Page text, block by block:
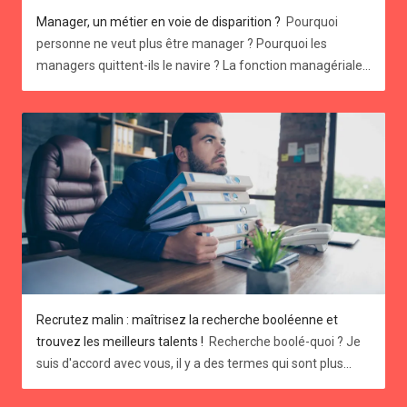
Manager, un métier en voie de disparition ? Pourquoi personne ne veut plus être manager ? Pourquoi les managers quittent-ils le navire ? La fonction managériale traverse actuellement une crise existentielle. En effet, un cadre sur cinq ne souhaite plus exercer de fonction d'encadrement, et ce chiffre monte à 70% chez les salariés qui ne veulent jamais devenir manager. Ces tendances sont encore plus prononcées chez la nouvelle génération, la fameuse Gen Z. Vous pourriez penser que vos offres d'emploi, parsemées de mots tels que "leadership", "coordination", "encadrement", ou de phrases comme "vous recruterez votre propre équipe", attirent davantage de talents. Mais en réalité, ce n'est pas si sûr. 👍 Pour ma génération, arrivée sur le marché du travail au début des années 2000, le management était perçu comme un objectif, un Graal, un accomplissement. Cependant, les vocations managériales se font de plus en plus rares. Pourquoi une telle indifférence, une telle désaffection pour le management d’équipe ? Comment l’imaginaire représentatif des jeunes cadres a-t-il pu en arriver là ? Et surtout, comment (re)donner envie pour les rôles d’encadrement en entreprise ? Quatre raisons pour lesquelles devenir manager ne fait plus autant rêver qu’avant 1. Une surcharge de travail et le poids des responsabilités Le rôle de manager est de plus en plus perçu comme stressant, principalement en raison de l'accélération du changement dans le contexte économique. Nous évoluons désormais dans un environnement VICA (Volatile, Incertain, Complexe et Ambigu), ce qui peut susciter des inquiétudes légitimes. → Concrètement, la pertinence des décisions stratégiques prises par un manager aujourd'hui n'est plus garantie. Les données et les situations peuvent évoluer rapidement, comme nous l'avons vu avec la crise du Covid et l'introduction de l'IA dans le monde professionnel. La gestion des équipes exige également des compétences en communication et en gestion des conflits, ce qui peut être source de stress pour ceux qui ne se sentent pas à l'aise dans ces domaines. 😥 L'ensemble de ces facteurs peut amener certains salariés à renoncer à des postes de management au profit de rôles moins exposés et moins contraignants, en attendant des jours meilleur s. 2 - L'autonomie des collaborateurs Les pratiques de travail évoluent vers des modèles moins hiérarchiques, où la décision n'est plus uniquement entre les mains des responsables, mais partagée de manière horizontale et transversale. On parle de désilotage des départements au sein d’une entreprise, d’équipes pluridisciplinaires. → Aux avants postes de cette mutation profonde, les équipes de développement informatique qui utilisent des méthodologies de type “agile”, et pour lesquelles les managers sont devenus des Scrum Masters, c’est-à-dire des facilitateurs plutôt que des donneurs d’ordre. Cette approche offre aux collaborateurs une plus grande liberté, sans la contrainte de devoir superviser les autres. Cette autonomie accrue leur permet de prendre des décisions plus facilement. Cependant, cette liberté peut parfois être un obstacle à leur engagement et à leur motivation, car elle peut entraîner une certaine distance et un sentiment de perte de lien avec l'équipe et l'entreprise. “Le télétravail a entamé la notion d’appartenance à l’entreprise, et poussé vers l’individualisme”, François Dupuy, sociologue du travail. 3 - La remise en question de l'image du métier de manager et de son prestige Traditionnellement perçu comme prestigieux, le rôle de manager est également associé à des responsabilités et un niveau de stress élevé. Cependant, les attentes vis-à-vis du travail ont considérablement évolué. En 2024, tant les collaborateurs que les managers recherchent des postes offrant un meilleur équilibre entre vie professionnelle et personnelle. Ils sont moins enclins à sacrifier leur bien-être et leur qualité de vie pour gravir les échelons hiérarchiques. → Cette transformation des attentes peut expliquer la baisse d'attrait pour les rôles de management. En effet, ces postes ne répondent pas toujours aux nouvelles priorités des travailleurs, axées sur le bien-être, l'équilibre et l'épanouissement au travail. Cette évolution de la perception du métier de manager reflète une prise de conscience plus générale de l'importance de la santé mentale et du bien-être dans l'environnement professionnel. 4 - La fidélisation par le management au sein des entreprises Le concept de carrière ne se limite plus à l'évolution dans la hiérarchie ou au maintien dans le même domaine d'activité. Brandir la carotte du management d'équipe est moins efficace qu'auparavant. Avec moins de carrières linéaires, les parcours professionnels suivent des chemins plus variés, influencés par des facteurs tels qu'internet et l'entrepreneuriat. Cette tendance s'est accentuée pendant la crise sanitaire, où de nombreux collaborateurs et managers ont décidé de changer de voie pour trouver une meilleure adéquation entre leurs valeurs personnelles et leur travail. → De nombreuses personnes recherchent désormais plus de sens dans leur travail, ce qui les amène à envisager des reconversions professionnelles. Certaines préfèrent même se mettre à leur compte plutôt que de gérer une équipe. 5 - L’attente de reconnaissance non satisfaite Durant la période du Covid-19, les managers ont consenti à des efforts considérables pour adapter le mode de travail, tant le leur que celui de leur équipe, au travail à distance. Malgré ces investissements, nombre d'entre eux ont le sentiment de ne pas être suffisamment reconnus pour leurs contributions. En effet, la gestion du travail à distance s'est ajoutée à leurs responsabilités existantes, générant ainsi une charge de travail accrue et de nouveaux défis à surmonter. → Cette situation peut engendrer chez les managers un sentiment d'injustice et de démotivation, les amenant à exprimer un besoin accru de reconnaissance et de soutien dans leurs efforts. Il faut “associer les managers aux réflexions stratégiques, plutôt que de les cantonner à un rôle de passe-plat. Il s’agit aussi de redonner à leur fonction ses lettres de noblesse, et d’en faire des acteurs de la transformation de l’entreprise” Camille Clausier, consultante RH. 7 idées pour redonner l’envie d’avoir envie de manager en entreprise Le management est un pilier essentiel du succès d'une entreprise. Attirer et fidéliser des talents à ce poste est donc un enjeu crucial. Mais comment donner envie aux salariés de franchir le pas et d'endosser ce rôle aux multiples responsabilités ? Identifiez les signes précurseurs chez vos managers → Soyez attentifs aux signes physiques, psychologiques et émotionnels d'épuisement chez vos managers avant que la situation ne devienne critique. Offrez un soutien opérationnel à vos managers → Rien de plus bénéfique que des collègues qui comprennent le contexte pour soutenir d'autres managers. Établissez donc une communauté managériale solide au sein de l’entreprise pour favoriser le lien social et éviter le sentiment d'isolement. En effet, eux aussi peuvent ressentir cette sensation d'être seuls. « Des entreprises généralisent aussi le Codev (codéveloppement professionnel), un outil de résolution des problèmes basé sur l’intelligence collective. Un manager peut l’activer à tout moment, quand il en a besoin, face à une situation complexe, en interrogeant un collègue » André Turba - Directeur Général Oresys Formation et développement → Devenir manager ne s'improvise pas, cela s’apprend. Il est essentiel de proposer aux candidats un accompagnement personnalisé pour les préparer à ce nouveau rôle. Cela peut prendre la forme de formations en management et leadership, de programmes de mentorat, de coaching individuel ou de mise en situation progressive. L'objectif est de leur donner les outils et les compétences nécessaires pour réussir dans leur nouvelle fonction. Comprendre les motivations individuelles → Tout le monde n’a pas envie d’être calife à la place du calife. Certains recherchent de nouveaux défis et une évolution de carrière, tandis que d'autres aspirent à développer une expertise ou à avoir un impact plus important au sein de leur équipe. Il est important de cerner les aspirations individuelles pour proposer des trajectoires professionnelles cohérentes. Flexibilité et équilibre vie professionnelle-vie personnelle → Flexibilité et équilibre vie professionnelle-vie personnelle → Proposez des organisations de travail flexibles qui permettent aux managers de concilier plus facilement leur vie professionnelle et personnelle. Cela peut inclure du télétravail, des horaires flexibles ou des congés payés supplémentaires. Veillez à ce qu’ils maintiennent un équilibre entre vie professionnelle et vie personnelle en les aidant aussi à exercer leur droit à la déconnexion Communiquer sur les opportunités de carrière pour susciter les vocations plutôt que de les imposer → Il est important de communiquer clairement sur les opportunités de carrière offertes aux managers au sein de l'entreprise. Cela peut se faire par le partage d'expériences de managers, la présentation des différents parcours possibles et la mise en avant des perspectives d'évolution. En informant les salariés sur les possibilités qui s'offrent à eux, l'entreprise suscite leur intérêt et les encourage à envisager une carrière managériale. Proposer de tester la fonction de manager ? → Proposer des périodes d'essai pour le rôle de manager peut être une solution efficace pour attirer de nouveaux talents et motiver les collaborateurs actuels. Cette approche permet aux employés de découvrir les responsabilités et les défis du management, tout en offrant à l'entreprise la possibilité d'évaluer leurs compétences et leur potentiel. Cela peut également contribuer à réduire le sentiment de risque et d'engagement à long terme associé au passage à un poste de management. Vous souhaitez prendre une longueur d'avance sur vos concurrents et optimiser votre processus de recrutement ? Betuned vous accompagne avec : 
Recrutez malin : maîtrisez la recherche booléenne et
trouvez les meilleurs talents ! Recherche boolé-quoi ? Je
suis d'accord avec vous, il y a des termes qui sont plus